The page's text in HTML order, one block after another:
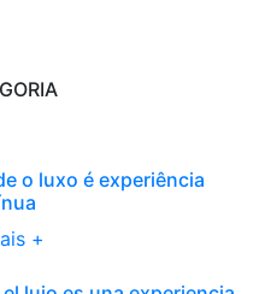
o luxo é experiência
+